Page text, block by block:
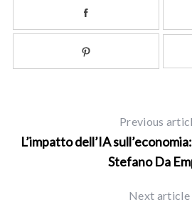
Previous
L’impatto dell’IA
Stefano Da
Next article
: